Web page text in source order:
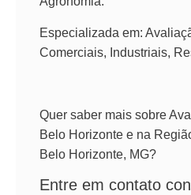
Especializada em:
Comerciais, Industriais,
Quer saber mais sobre
Belo Horizonte e na
Belo Horizonte, MG?
Entre em contato